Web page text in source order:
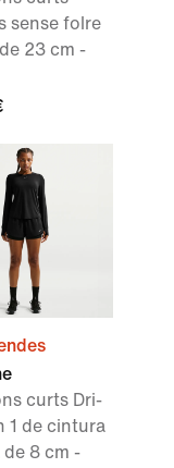
sense folre
23 cm -
curts Dri-
1 de cintura
de 8 cm -